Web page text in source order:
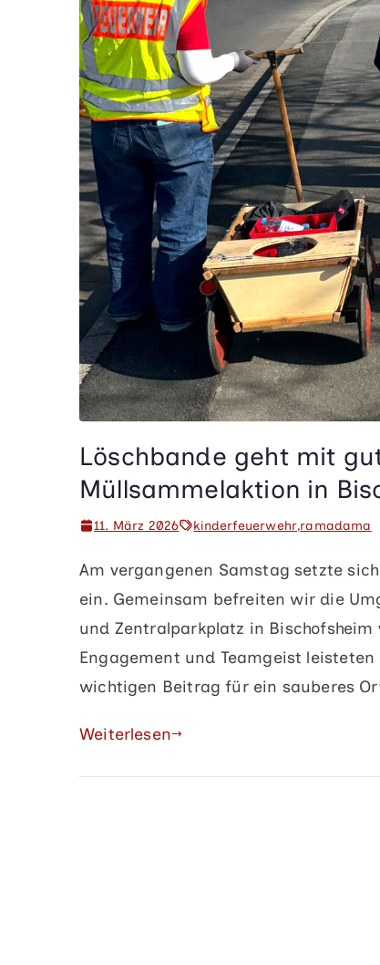
Löschbande geht mit
Müllsammelaktion in
11. März 2026 kinderfeuerwehr,ramadama
Am vergangenen Samstag setzte
ein. Gemeinsam befreiten wir die
und Zentralparkplatz in
Engagement und Teamgeist
wichtigen Beitrag für ein sauberes
Weiterlesen